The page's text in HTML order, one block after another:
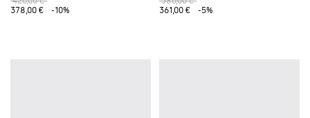
378,00 €
-10%
361,00 €
-5%